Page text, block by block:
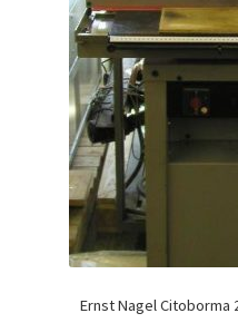
Ernst Nagel Citoborma